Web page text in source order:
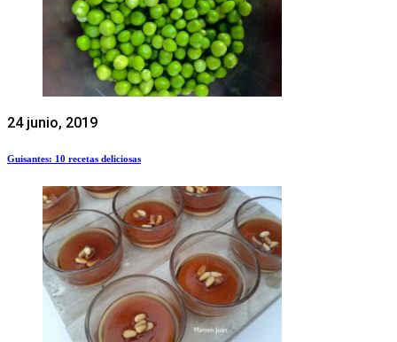
24 junio, 2019
Guisantes: 10 recetas deliciosas